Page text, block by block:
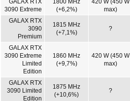
3090 Extreme
(+6,2%)
max)
GALAX RTX
3090
Premium
1815 MHz
(+7,1%)
?
GALAX RTX
3090 Extreme
Limited
Edition
1860 MHz
(+9,7%)
420 W (450 W
max)
GALAX RTX
3090 Limited
Edition
1875 MHz
(+10,6%)
?